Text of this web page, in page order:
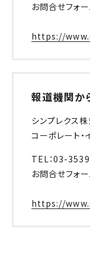
お問合せフォー
https://
報道機関か
シンプレクス
コーポレート・
TEL：03-
お問合せフォー
https://